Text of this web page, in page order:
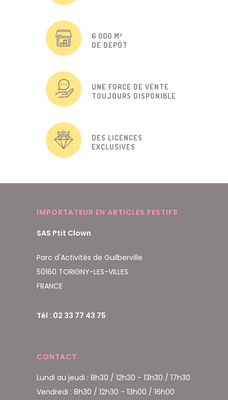
6 000 M²
DE DÉPÔT
UNE FORCE DE VENTE
TOUJOURS DISPONIBLE
DES LICENCES
EXCLUSIVES
IMPORTATEUR EN ARTICLES FESTIFS
SAS Ptit Clown
Parc d'Activités de Guilberville
50160 TORIGNY-LES-VILLES
FRANCE
Tél : 02 33 77 43 75
CONTACT
Lundi au jeudi : 8h30 / 12h30 - 13h30 / 17h30
Vendredi : 8h30 / 12h30 - 13h00 / 16h00